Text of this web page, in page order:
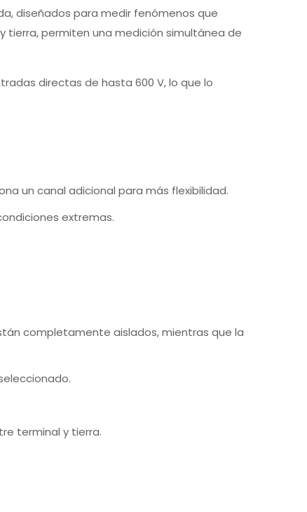
diseñados para medir fenómenos que
permiten una medición simultánea de
directas de hasta 600 V, lo que lo
un canal adicional para más flexibilidad.
extremas.
completamente aislados, mientras que la
terminal y tierra.